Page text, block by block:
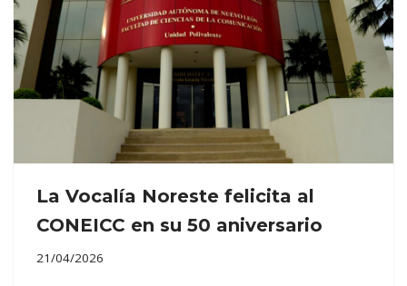
La Vocalía Noreste felicita al
CONEICC en su 50 aniversario
21/04/2026